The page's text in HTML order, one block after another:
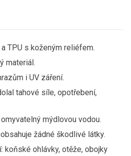
TPU s koženým reliéfem.
materiál.
i UV záření.
tahové síle, opotřebení,
mýdlovou vodou.
žádné škodlivé látky.
koňské ohlávky, otěže, obojky